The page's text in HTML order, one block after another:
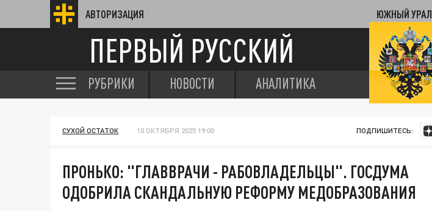
АВТОРИЗАЦИЯ ЮЖНЫЙ УРАЛ
ПЕРВЫЙ РУССКИЙ
РУБРИКИ НОВОСТИ АНАЛИТИКА
СУХОЙ ОСТАТОК 10 ОКТЯБРЯ 2025 19:00 ПОДПИШИТЕСЬ:
ПРОНЬКО: "ГЛАВВРАЧИ - РАБОВЛАДЕЛЬЦЫ". ГОСДУМА
ОДОБРИЛА СКАНДАЛЬНУЮ РЕФОРМУ МЕДОБРАЗОВАНИЯ